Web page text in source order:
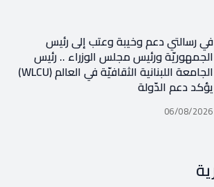
في رسالتي دعم وخيبة وعتب إلى رئيس
الجمهوريّة ورئيس مجلس الوزراء .. رئيس
الجامعة اللبنانية الثقافيّة في العالم (WLCU)
يؤكد دعم الدّولة
06/08/2026